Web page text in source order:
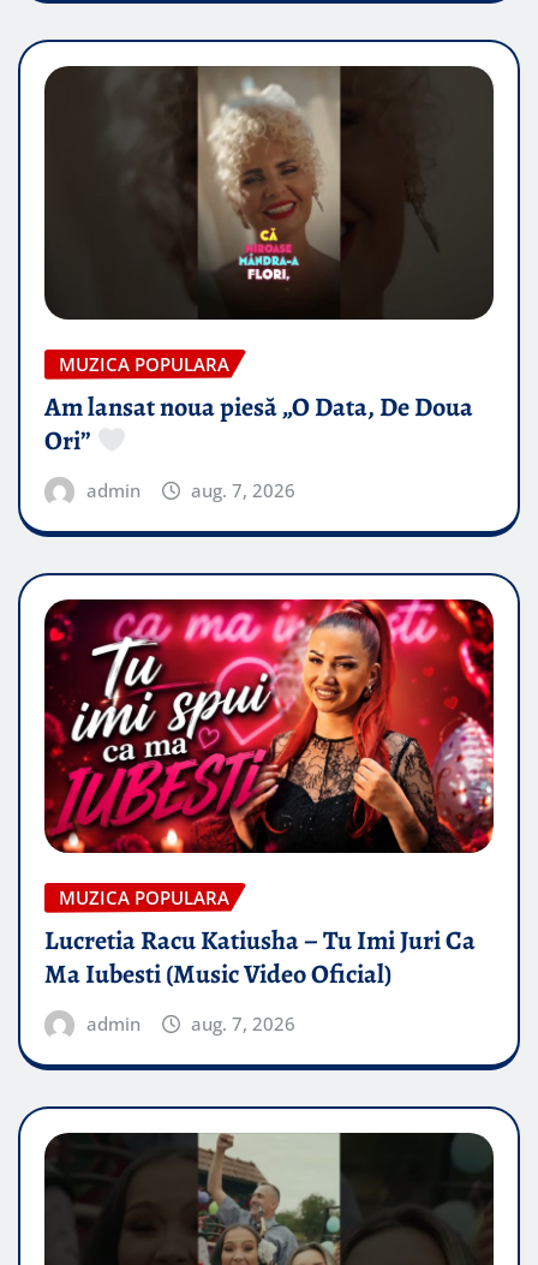
MUZICA POPULARA
Am lansat noua piesă „O Data, De Doua
Ori”
admin aug. 7, 2026
MUZICA POPULARA
Lucretia Racu Katiusha – Tu Imi Juri Ca
Ma Iubesti (Music Video Oficial)
admin aug. 7, 2026